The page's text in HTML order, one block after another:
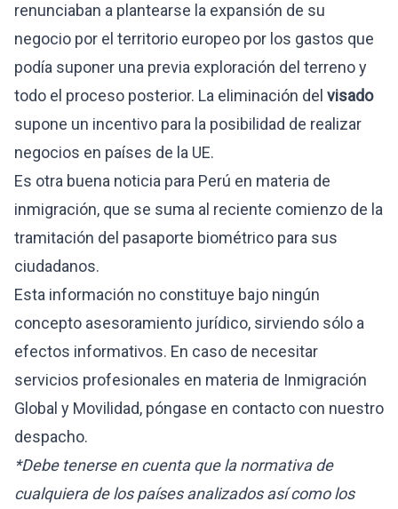
renunciaban a plantearse la expansión de su
negocio por el territorio europeo por los gastos que
podía suponer una previa exploración del terreno y
todo el proceso posterior. La eliminación del visado
supone un incentivo para la posibilidad de realizar
negocios en países de la UE.
Es otra buena noticia para Perú en materia de
inmigración, que se suma al reciente comienzo de la
tramitación del pasaporte biométrico para sus
ciudadanos.
Esta información no constituye bajo ningún
concepto asesoramiento jurídico, sirviendo sólo a
efectos informativos. En caso de necesitar
servicios profesionales en materia de Inmigración
Global y Movilidad, póngase en contacto con nuestro
despacho.
*Debe tenerse en cuenta que la normativa de
cualquiera de los países analizados así como los